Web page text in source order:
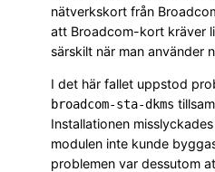
nätverkskort från
att Broadcom-kort kräver
särskilt när man använder
I det här fallet uppstod
broadcom-sta-dkms
Installationen
modulen inte kunde
problemen var dessutom